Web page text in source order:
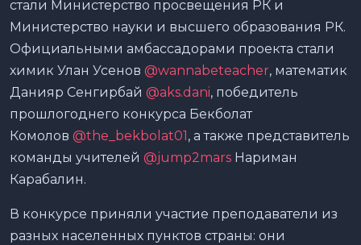
стали Министерство просвещения РК и
Министерство науки и высшего образования РК.
Официальными амбассадорами проекта стали
химик Улан Усенов @wannabeteacher, математик
Данияр Сенгирбай @aks.dani, победитель
прошлогоднего конкурса Бекболат
Комолов @the_bekbolat01 , а также представитель
команды учителей @jump2mars Нариман
Карабалин.
В конкурсе приняли участие преподаватели из
разных населенных пунктов страны: они